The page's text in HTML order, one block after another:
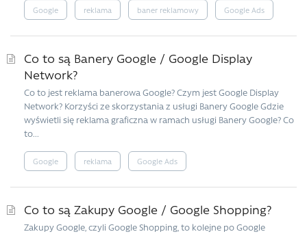
Google reklama baner reklamowy Google Ads
Co to są Banery Google / Google Display
Network?
Co to jest reklama banerowa Google? Czym jest Google Display
Network? Korzyści ze skorzystania z usługi Banery Google Gdzie
wyświetli się reklama graficzna w ramach usługi Banery Google? Co
to...
Google reklama Google Ads
Co to są Zakupy Google / Google Shopping?
Zakupy Google, czyli Google Shopping, to kolejne po Google